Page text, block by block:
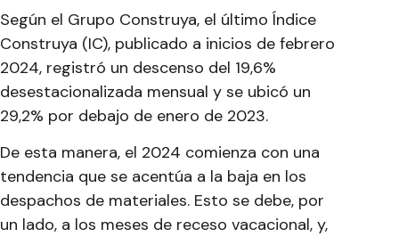
Según el Grupo Construya, el último Índice
Construya (IC), publicado a inicios de febrero
2024, registró un descenso del 19,6%
desestacionalizada mensual y se ubicó un
29,2% por debajo de enero de 2023.
De esta manera, el 2024 comienza con una
tendencia que se acentúa a la baja en los
despachos de materiales. Esto se debe, por
un lado, a los meses de receso vacacional, y,